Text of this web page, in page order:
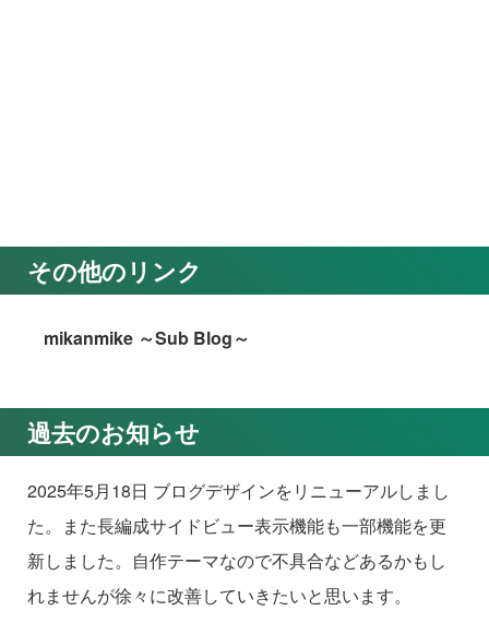
その他のリンク
mikanmike ～Sub Blog～
過去のお知らせ
2025年5月18日 ブログデザインをリニューアルしまし
た。また長編成サイドビュー表示機能も一部機能を更
新しました。自作テーマなので不具合などあるかもし
れませんが徐々に改善していきたいと思います。